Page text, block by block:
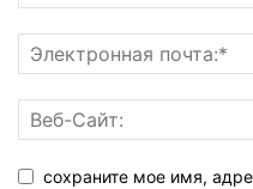
сохраните мое имя,